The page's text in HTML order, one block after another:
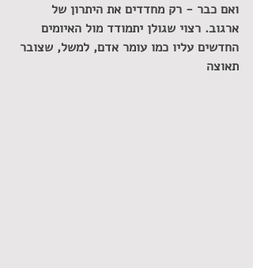
ואם כבר - רק מחדדים את היתרון של
ארגוב. רצוי שגולן יתמודד מול האיומים
החדשים עליו כמו עומר אדם, למשל, שצובר
תאוצה